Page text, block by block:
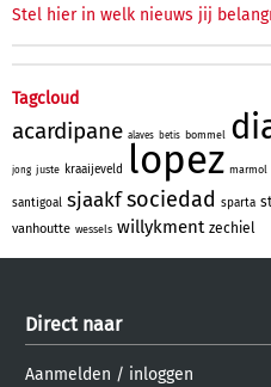
Stel hier in welk nieuws jij
Tagcloud
acardipane alaves betis bommel
jong juste kraaijeveld lopez marmol
santigoal sjaakfsociedad sparta
vanhoutte wessels willykment zechiel
Direct naar
Aanmelden / inloggen